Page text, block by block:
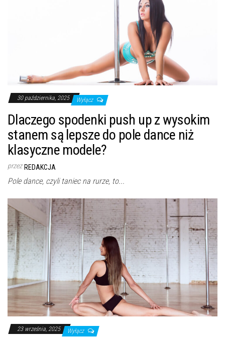
30 października, 2025 Wyłącz
Dlaczego spodenki push up z wysokim
stanem są lepsze do pole dance niż
klasyczne modele?
przez REDAKCJA
Pole dance, czyli taniec na rurze, to...
23 września, 2025 Wyłącz